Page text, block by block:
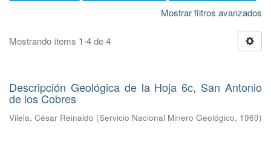
Mostrar filtros avanzados
Mostrando ítems 1-4 de 4
Descripción Geológica de la Hoja 6c, San Antonio
de los Cobres
Vilela, César Reinaldo (Servicio Nacional Minero Geológico, 1969)